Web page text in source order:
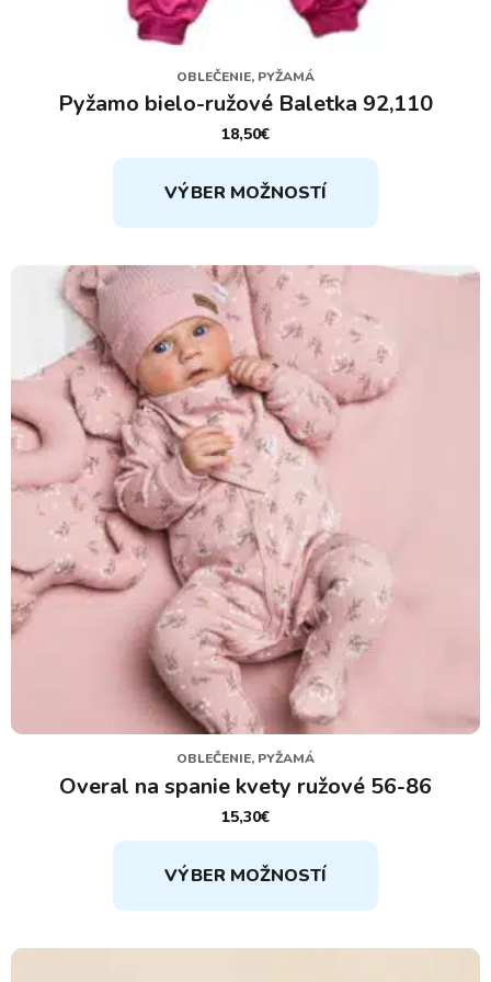
OBLEČENIE, PYŽAMÁ
Pyžamo bielo-ružové Baletka 92,110
18,50€
VÝBER MOŽNOSTÍ
Tento
produkt
má
variantov.
Možnosti
si
môžete
vybrať
stránke
produktu.
OBLEČENIE, PYŽAMÁ
Overal na spanie kvety ružové 56-86
15,30€
VÝBER MOŽNOSTÍ
Tento
produkt
má